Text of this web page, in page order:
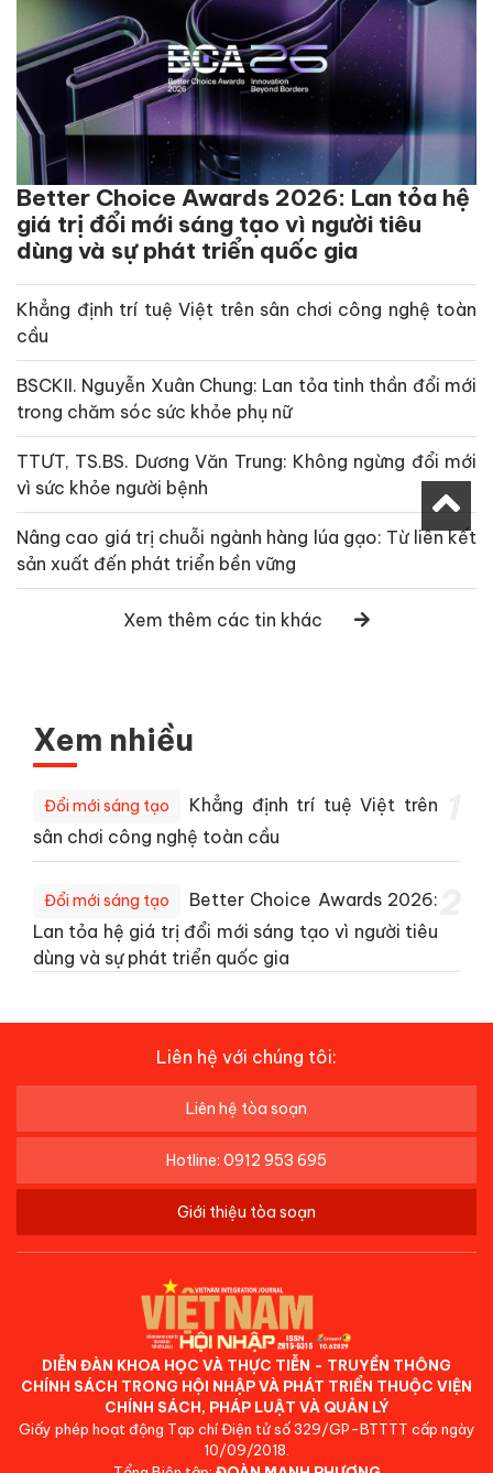
Better Choice Awards 2026: Lan tỏa hệ
giá trị đổi mới sáng tạo vì người tiêu
dùng và sự phát triển quốc gia
Khẳng định trí tuệ Việt trên sân chơi công nghệ toàn
cầu
BSCKII. Nguyễn Xuân Chung: Lan tỏa tinh thần đổi mới
trong chăm sóc sức khỏe phụ nữ
TTƯT, TS.BS. Dương Văn Trung: Không ngừng đổi mới
vì sức khỏe người bệnh
Nâng cao giá trị chuỗi ngành hàng lúa gạo: Từ liên kết
sản xuất đến phát triển bền vững
Xem thêm các tin khác
Xem nhiều
Đổi mới sáng tạo
Khẳng định trí tuệ Việt trên
sân chơi công nghệ toàn cầu
Đổi mới sáng tạo
Better Choice Awards 2026:
Lan tỏa hệ giá trị đổi mới sáng tạo vì người tiêu
dùng và sự phát triển quốc gia
Liên hệ với chúng tôi:
Liên hệ tòa soạn
Hotline: 0912 953 695
Giới thiệu tòa soạn
DIỄN ĐÀN KHOA HỌC VÀ THỰC TIỄN - TRUYỀN THÔNG
CHÍNH SÁCH TRONG HỘI NHẬP VÀ PHÁT TRIỂN THUỘC VIỆN
CHÍNH SÁCH, PHÁP LUẬT VÀ QUẢN LÝ
Giấy phép hoạt động Tạp chí Điện tử số 329/GP-BTTTT cấp ngày
10/09/2018.